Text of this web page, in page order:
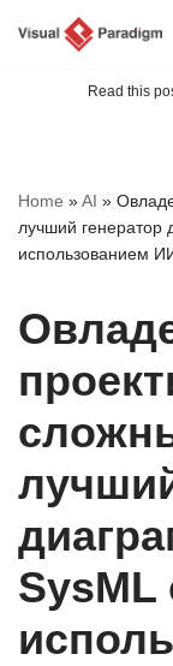
Read this
Home »AI »
лучший генератор
использованием
SysML